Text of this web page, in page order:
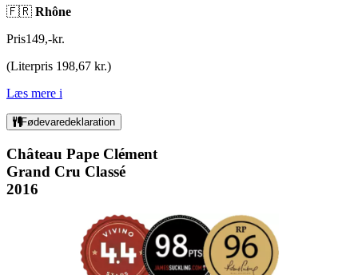
🇫🇷 Rhône
Pris149,-kr.
(Literpris 198,67 kr.)
Læs mere i
Fødevaredeklaration
Château Pape Clément
Grand Cru Classé
2016